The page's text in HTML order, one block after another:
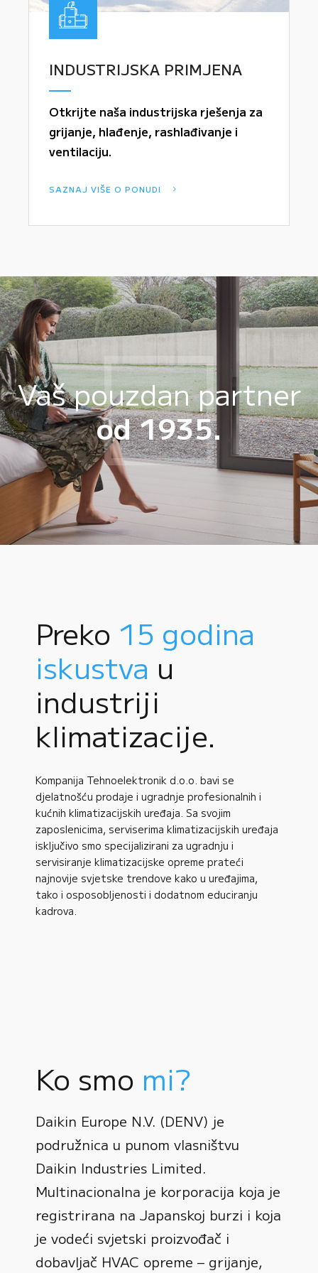
INDUSTRIJSKA PRIMJENA
Otkrijte naša industrijska rješenja za
grijanje, hlađenje, rashlađivanje i
ventilaciju.
SAZNAJ VIŠE O PONUDI
Vaš pouzdan partner
od 1935.
Preko 15 godina
iskustva u
industriji
klimatizacije.
Kompanija Tehnoelektronik d.o.o. bavi se
djelatnošću prodaje i ugradnje profesionalnih i
kućnih klimatizacijskih uređaja. Sa svojim
zaposlenicima, serviserima klimatizacijskih uređaja
isključivo smo specijalizirani za ugradnju i
servisiranje klimatizacijske opreme prateći
najnovije svjetske trendove kako u uređajima,
tako i osposobljenosti i dodatnom educiranju
kadrova.
Ko smo mi?
Daikin Europe N.V. (DENV) je
podružnica u punom vlasništvu
Daikin Industries Limited.
Multinacionalna je korporacija koja je
registrirana na Japanskoj burzi i koja
je vodeći svjetski proizvođač i
dobavljač HVAC opreme – grijanje,
0